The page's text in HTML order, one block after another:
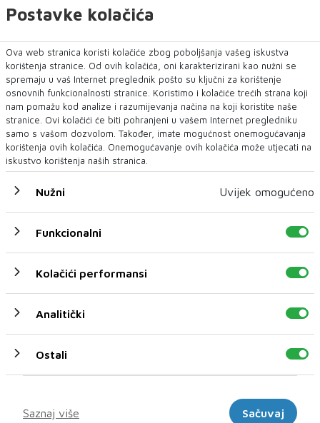
U novom broju pročitajte
SPORT
Infantino priznao pogreške oko plana FIFA-e od
Predsjednik FIFA-e Gianni Infantino ispričao se članovima
Postavke kolačića
Ova web stranica koristi kolačiće zbog poboljšanja vašeg iskustva
korištenja stranice. Od ovih kolačića, oni karakterizirani kao nužni se
spremaju u vaš Internet preglednik pošto su ključni za korištenje
osnovnih funkcionalnosti stranice. Koristimo i kolačiće trećih strana koji
nam pomažu kod analize i razumijevanja načina na koji koristite naše
stranice. Ovi kolačići će biti pohranjeni u vašem Internet pregledniku
samo s vašom dozvolom. Također, imate mogućnost onemogućavanja
korištenja ovih kolačića. Onemogućavanje ovih kolačića može utjecati na
iskustvo korištenja naših stranica.
Nužni Uvijek omogućeno
Funkcionalni
Kolačići performansi
Analitički
Ostali
Saznaj više
Sačuvaj